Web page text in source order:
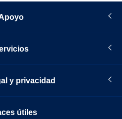
y privacidad
útiles